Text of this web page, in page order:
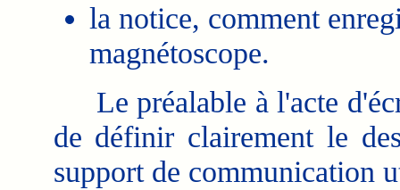
la notice, comment
magnétoscope.
Le préalable à l'acte
de définir clairement le
support de communication